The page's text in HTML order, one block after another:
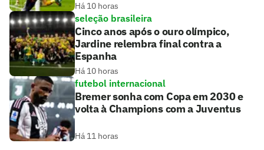
Há 10 horas
seleção brasileira
Cinco anos após o ouro olímpico,
Jardine relembra final contra a
Espanha
Há 10 horas
futebol internacional
Bremer sonha com Copa em 2030 e
volta à Champions com a Juventus
Há 11 horas